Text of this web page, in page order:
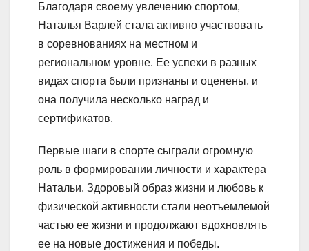
Благодаря своему увлечению спортом,
Наталья Варлей стала активно участвовать
в соревнованиях на местном и
региональном уровне. Ее успехи в разных
видах спорта были признаны и оценены, и
она получила несколько наград и
сертификатов.
Первые шаги в спорте сыграли огромную
роль в формировании личности и характера
Натальи. Здоровый образ жизни и любовь к
физической активности стали неотъемлемой
частью ее жизни и продолжают вдохновлять
ее на новые достижения и победы.